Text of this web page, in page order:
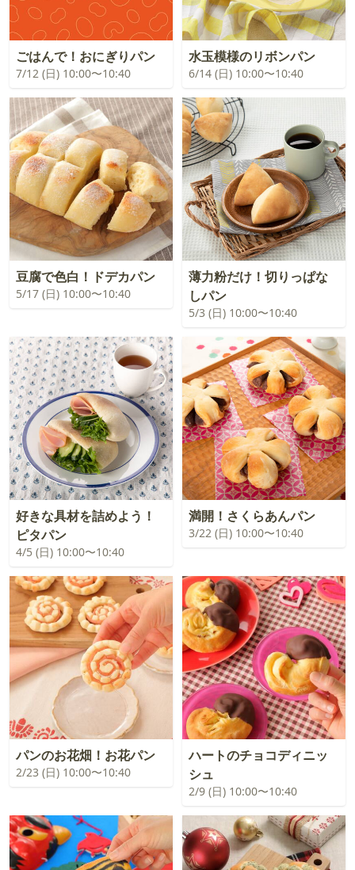
ごはんで！おにぎりパン
7/12 (日) 10:00〜10:40
水玉模様のリボンパン
6/14 (日) 10:00〜10:40
豆腐で色白！ドデカパン
5/17 (日) 10:00〜10:40
薄力粉だけ！切りっぱな
しパン
5/3 (日) 10:00〜10:40
好きな具材を詰めよう！
ピタパン
4/5 (日) 10:00〜10:40
満開！さくらあんパン
3/22 (日) 10:00〜10:40
パンのお花畑！お花パン
2/23 (日) 10:00〜10:40
ハートのチョコディニッ
シュ
2/9 (日) 10:00〜10:40